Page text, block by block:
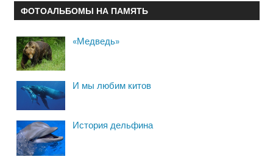
ФОТОАЛЬБОМЫ НА ПАМЯТЬ
«Медведь»
И мы любим китов
История дельфина